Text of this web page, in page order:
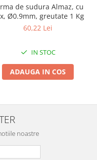
de sudura Almaz, cu
Ø0.9mm, greutate 1 Kg
60,22 Lei
IN STOC
ADAUGA IN COS
noastre